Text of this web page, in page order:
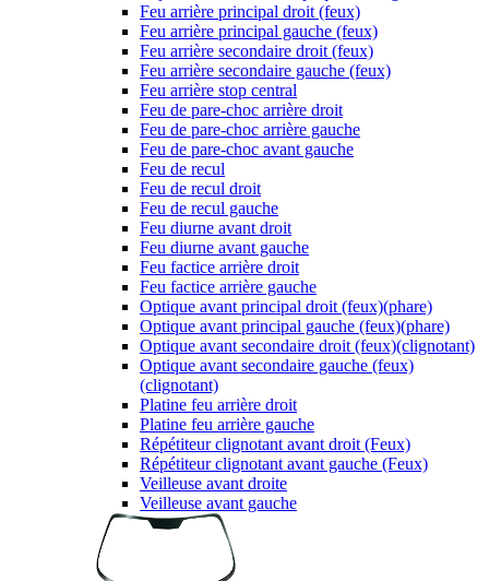
Feu arrière principal droit (feux)
Feu arrière principal gauche (feux)
Feu arrière secondaire droit (feux)
Feu arrière secondaire gauche (feux)
Feu arrière stop central
Feu de pare-choc arrière droit
Feu de pare-choc arrière gauche
Feu de pare-choc avant gauche
Feu de recul
Feu de recul droit
Feu de recul gauche
Feu diurne avant droit
Feu diurne avant gauche
Feu factice arrière droit
Feu factice arrière gauche
Optique avant principal droit (feux)(phare)
Optique avant principal gauche (feux)(phare)
Optique avant secondaire droit (feux)(clignotant)
Optique avant secondaire gauche (feux)
(clignotant)
Platine feu arrière droit
Platine feu arrière gauche
Répétiteur clignotant avant droit (Feux)
Répétiteur clignotant avant gauche (Feux)
Veilleuse avant droite
Veilleuse avant gauche